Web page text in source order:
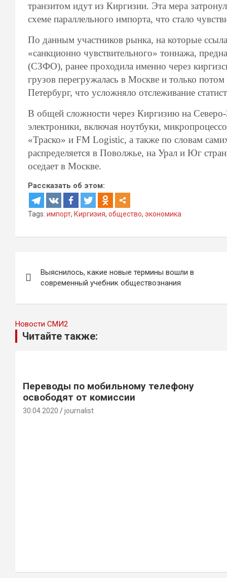
транзитом идут из Киргизии. Эта мера
схеме параллельного импорта, что стало
По данным участников рынка, на которые
«санкционно чувствительного» тоннажа,
(СЗФО), ранее проходила именно через
грузов перегружалась в Москве и только
Петербург, что усложняло отслеживание
В общей сложности через Киргизию на
электроники, включая ноутбуки,
«Траско» и FM Logistic, а также по словам
распределяется в Поволжье, на Урал и Юг
оседает в Москве.
Рассказать об этом:
Tags: импорт, Киргизия, общество, экономика
по
записям
Выяснилось, какие новые термины вошли в
современный учебник обществознания
Новости СМИ2
Читайте также:
Переводы по мобильному телефону
освободят от комиссии
30.04.2020 journalist